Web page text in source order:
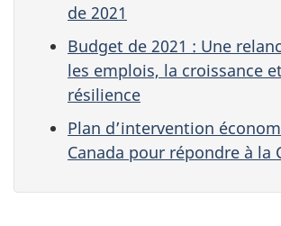
de 2021
Budget de 2021 : Une
les emplois, la croissance
résilience
Plan d’intervention
Canada pour répondre à la